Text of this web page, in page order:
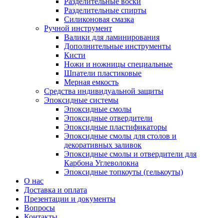
Разделительные спирты
Силиконовая смазка
Ручной инструмент
Валики для ламинирования
Дополнительные инструменты
Кисти
Ножи и ножницы специальные
Шпатели пластиковые
Мерная емкость
Средства индивидуальной защиты
Эпоксидные системы
Эпоксидные смолы
Эпоксидные отвердители
Эпоксидные пластификаторы
Эпоксидные смолы для столов и
декоративных заливок
Эпоксидные смолы и отвердители для
Карбона Углеволокна
Эпоксидные топкоуты (гелькоуты)
О нас
Доставка и оплата
Презентации и документы
Вопросы